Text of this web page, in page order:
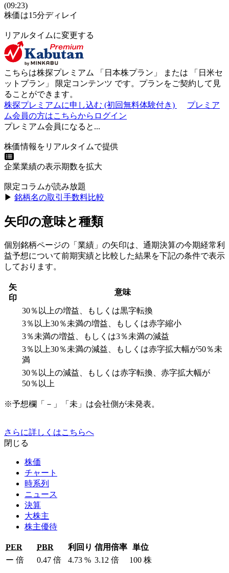
(09:23)
株価は15分ディレイ
リアルタイムに変更する
こちらは株探プレミアム 「 日本株プラン 」 または 「 日米セ
ットプラン 」 限定コンテンツ です。プランをご契約して見
ることができます。
株探プレミアムに申し込む (初回無料体験付き)
プレミア
ム会員の方はこちらからログイン
プレミアム会員になると...
株価情報をリアルタイムで提供
企業業績の表示期数を拡大
限定コラムが読み放題
▶︎ 銘柄名の取引手数料比較
矢印の意味と種類
個別銘柄ページの「業績」の矢印は、通期決算の今期経常利
益予想について前期実績と比較した結果を下記の条件で表示
しております。
矢
印
意味
30％以上の増益、もしくは黒字転換
3％以上30％未満の増益、もしくは赤字縮小
3％未満の増益、もしくは3％未満の減益
3％以上30％未満の減益、もしくは赤字拡大幅が50％未
満
30％以上の減益、もしくは赤字転換、赤字拡大幅が
50％以上
※予想欄「－」「未」は会社側が未発表。
さらに詳しくはこちらへ
閉じる
株価
チャート
時系列
ニュース
決算
大株主
株主優待
PER PBR 利回り 信用倍率 単位
ー 倍 0.47 倍 4.73 % 3.12 倍 100 株